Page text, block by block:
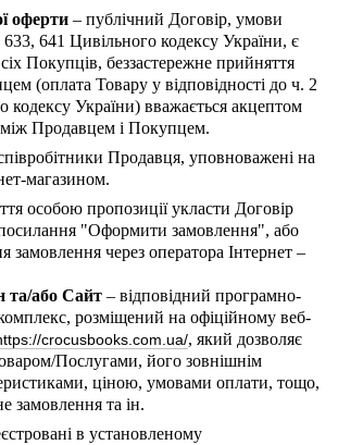
оферти – публічний Договір, умови
633, 641 Цивільного кодексу України, є
Покупців, беззастережне прийняття
(оплата Товару у відповідності до ч. 2
кодексу України) вважається акцептом
Продавцем і Покупцем.
Продавця, уповноважені на
магазином.
особою пропозиції укласти Договір
"Оформити замовлення", або
замовлення через оператора Інтернет –
та/або Сайт – відповідний програмно-
розміщений на офіційному веб-
crocusbooks.com.ua/, який дозволяє
Послугами, його зовнішнім
ціною, умовами оплати, тощо,
замовлення та ін.
в установленому